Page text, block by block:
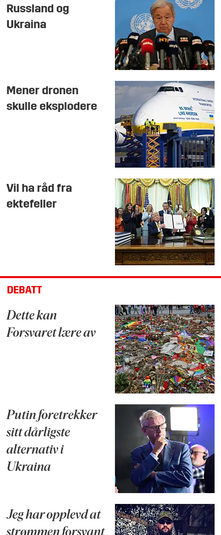
Russland og
Ukraina
Mener dronen
skulle eksplodere
Vil ha råd fra
ektefeller
DEBATT
Dette kan
Forsvaret lære av
Putin foretrekker
sitt dårligste
alternativ i
Ukraina
Jeg har opplevd at